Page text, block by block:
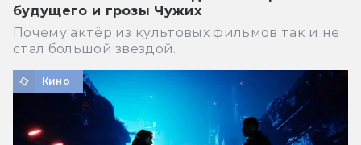
будущего и грозы Чужих
Почему актёр из культовых фильмов так и не
стал большой звездой.
Кино